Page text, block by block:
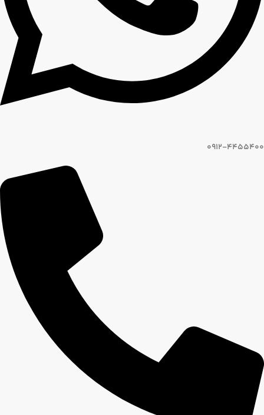
0912-4455400